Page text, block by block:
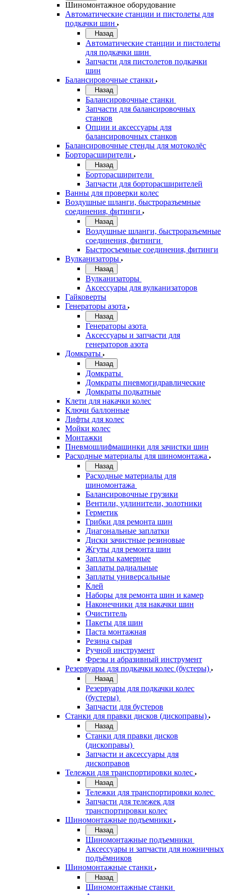
Шиномонтажное оборудование
Автоматические станции и пистолеты для
подкачки шин
Назад
Автоматические станции и пистолеты
для подкачки шин
Запчасти для пистолетов подкачки
шин
Балансировочные станки
Назад
Балансировочные станки
Запчасти для балансировочных
станков
Опции и аксессуары для
балансировочных станков
Балансировочные стенды для мотоколёс
Борторасширители
Назад
Борторасширители
Запчасти для борторасширителей
Ванны для проверки колес
Воздушные шланги, быстроразъемные
соединения, фитинги
Назад
Воздушные шланги, быстроразъемные
соединения, фитинги
Быстросъемные соединения, фитинги
Вулканизаторы
Назад
Вулканизаторы
Аксессуары для вулканизаторов
Гайковерты
Генераторы азота
Назад
Генераторы азота
Аксессуары и запчасти для
генераторов азота
Домкраты
Назад
Домкраты
Домкраты пневмогидравлические
Домкраты подкатные
Клети для накачки колес
Ключи баллонные
Лифты для колес
Мойки колес
Монтажки
Пневмошлифмашинки для зачистки шин
Расходные материалы для шиномонтажа
Назад
Расходные материалы для
шиномонтажа
Балансировочные грузики
Вентили, удлинители, золотники
Герметик
Грибки для ремонта шин
Диагональные заплатки
Диски зачистные резиновые
Жгуты для ремонта шин
Заплаты камерные
Заплаты радиальные
Заплаты универсальные
Клей
Наборы для ремонта шин и камер
Наконечники для накачки шин
Очиститель
Пакеты для шин
Паста монтажная
Резина сырая
Ручной инструмент
Фрезы и абразивный инструмент
Резервуары для подкачки колес (бустеры)
Назад
Резервуары для подкачки колес
(бустеры)
Запчасти для бустеров
Станки для правки дисков (дископравы)
Назад
Станки для правки дисков
(дископравы)
Запчасти и аксессуары для
дископравов
Тележки для транспортировки колес
Назад
Тележки для транспортировки колес
Запчасти для тележек для
транспортировки колес
Шиномонтажные подъемники
Назад
Шиномонтажные подъемники
Аксессуары и запчасти для ножничных
подъёмников
Шиномонтажные станки
Назад
Шиномонтажные станки